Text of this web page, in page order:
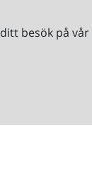
besök på